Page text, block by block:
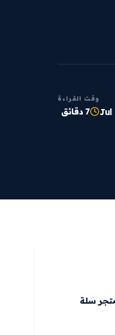
Jul
وقت القراءة
7 دقائق
متجر سلة